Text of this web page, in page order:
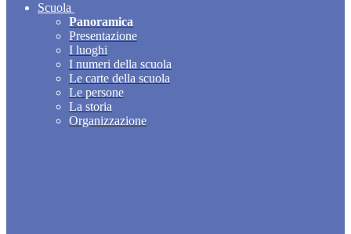
Scuola
Panoramica
Presentazione
I luoghi
I numeri della scuola
Le carte della scuola
Le persone
La storia
Organizzazione